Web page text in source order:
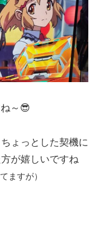
～😎
ょっとした契機に
が嬉しいですね
ますが）